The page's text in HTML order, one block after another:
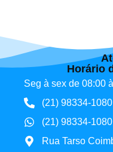
Horário
Seg à sex de 08:00
(21) 98334-1080
(21) 98334-1080
Rua Tarso